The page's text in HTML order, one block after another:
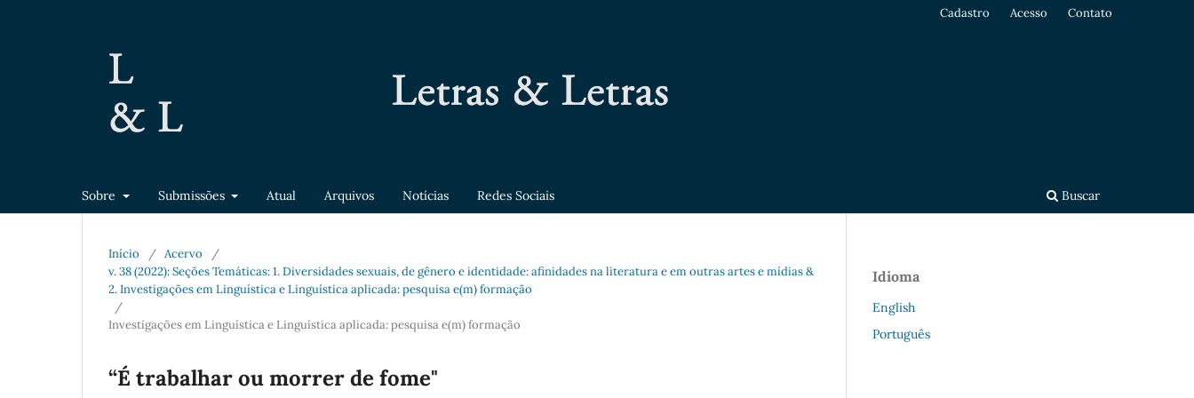
Sobre Submissões Atual Arquivos Notícias Redes Sociais Buscar
Cadastro Acesso Contato
Início / Acervo
/
v. 38 (2022): Seções Temáticas: 1. Diversidades sexuais, de gênero e identidade: afinidades na literatura e em outras artes e mídias &
2. Investigações em Linguística e Linguística aplicada: pesquisa e(m) formação
/
Investigações em Linguística e Linguística aplicada: pesquisa e(m) formação
“É trabalhar ou morrer de fome"
Idioma
English
Português